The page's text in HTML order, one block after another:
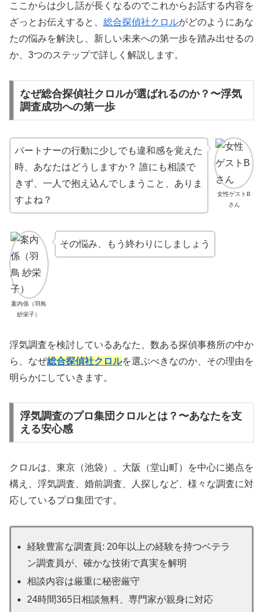
ここからは少し話が長くなるのでこれからお話する内容を
ざっとお伝えすると、 総合探偵社クロルがどのようにあな
たの悩みを解決し、新しい未来への第一歩を踏み出せるの
か、3つのステップで詳しく解説します。
なぜ総合探偵社クロルが選ばれるのか？〜浮気
調査成功への第一歩
女性ゲストB
さん
パートナーの行動に少しでも違和感を覚えた
時、あなたはどうしますか？ 誰にも相談で
きず、一人で抱え込んでしまうこと、ありま
すよね？
案内係（羽鳥
紗栄子）
その悩み、もう終わりにしましょう
浮気調査を検討しているあなた、数ある探偵事務所の中か
ら、なぜ総合探偵社クロルを選ぶべきなのか、その理由を
明らかにしていきます。
浮気調査のプロ集団クロルとは？〜あなたを支
える安心感
クロルは、東京（池袋）、大阪（堂山町）を中心に拠点を
構え、浮気調査、婚前調査、人探しなど、様々な調査に対
応しているプロ集団です。
経験豊富な調査員: 20年以上の経験を持つベテラ
ン調査員が、確かな技術で真実を解明
相談内容は厳重に秘密厳守
24時間365日相談無料、専門家が親身に対応